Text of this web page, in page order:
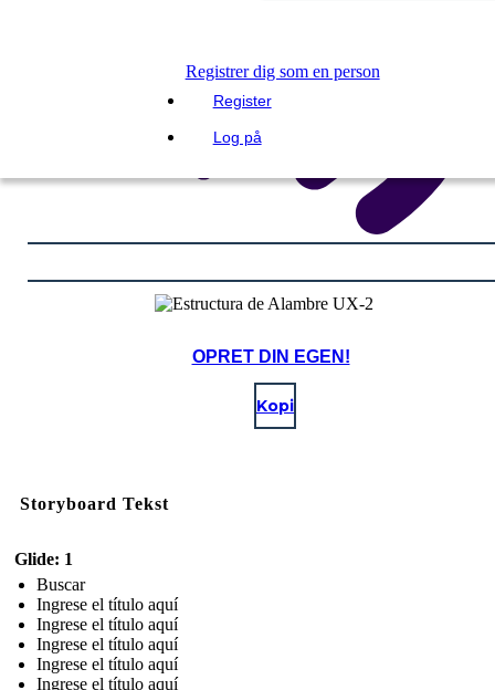
Registrer dig som en person
Register
Log på
OPRET DIN EGEN!
Kopi
Storyboard Tekst
Glide: 1
Buscar
Ingrese el título aquí
Ingrese el título aquí
Ingrese el título aquí
Ingrese el título aquí
Ingrese el título aquí